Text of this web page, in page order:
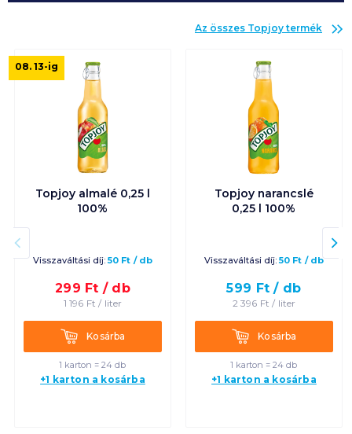
Az összes Topjoy termék
Topjoy almalé 0,25 l
100%
Visszaváltási díj: 50Ft / db
299 Ft / db
1 196 Ft / liter
KosárbaKosárba
1 karton = 24 db
+1 karton a kosárba
08. 13-ig
Topjoy narancslé
0,25 l 100%
Visszaváltási díj: 50Ft / db
599 Ft / db
2 396 Ft / liter
KosárbaKosárba
1 karton = 24 db
+1 karton a kosárba